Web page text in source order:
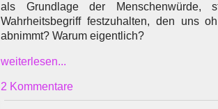
als Grundlage der Menschenwürde,
Wahrheitsbegriff festzuhalten, den uns
abnimmt? Warum eigentlich?
weiterlesen...
2 Kommentare